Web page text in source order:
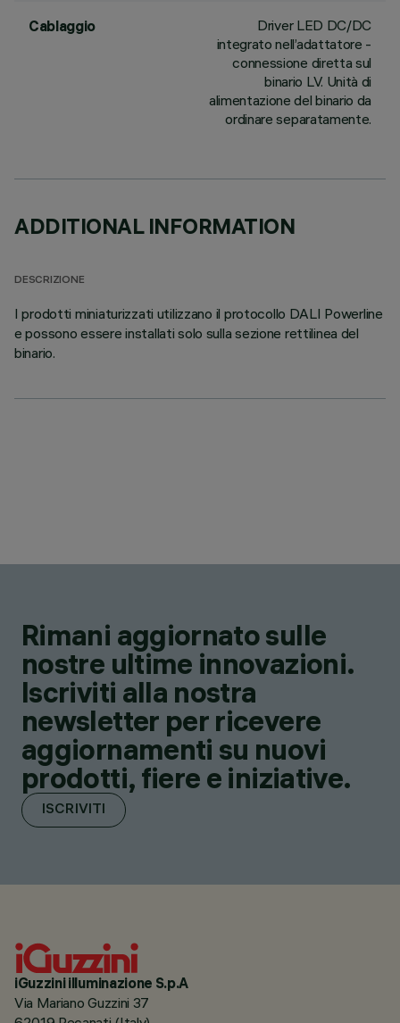
Cablaggio
Driver LED DC/DC
integrato nell’adattatore -
connessione diretta sul
binario LV. Unità di
alimentazione del binario da
ordinare separatamente.
ADDITIONAL INFORMATION
DESCRIZIONE
I prodotti miniaturizzati utilizzano il protocollo DALI Powerline
e possono essere installati solo sulla sezione rettilinea del
binario.
Rimani aggiornato sulle
nostre ultime innovazioni.
Iscriviti alla nostra
newsletter per ricevere
aggiornamenti su nuovi
prodotti, fiere e iniziative.
ISCRIVITI
iGuzzini illuminazione S.p.A
Via Mariano Guzzini 37